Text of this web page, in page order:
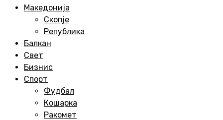
Македонија
Скопје
Република
Балкан
Свет
Бизнис
Спорт
Фудбал
Кошарка
Ракомет